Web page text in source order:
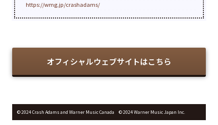
https://wmg.jp/crashadams/
オフィシャルウェブサイトはこちら
© 2024 Crash Adams and Warner Music Canada © 2024 Warner Music Japan Inc.